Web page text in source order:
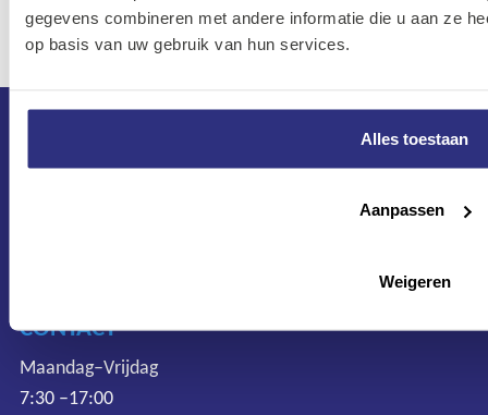
gegevens combineren met andere informatie die u aan ze
op basis van uw gebruik van hun services.
Alles toestaan
Aanpassen
Weigeren
CONTACT
Maandag–Vrijdag
7:30 –17:00